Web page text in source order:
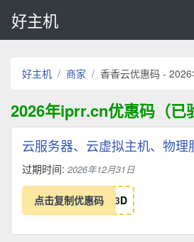
好主机
好主机 商家 香香云优惠码 -
2026年iprr.cn优惠码（已
云服务器、云虚拟主机、物理
过期时间: 2026年12月31日
点击复制优惠码 3D